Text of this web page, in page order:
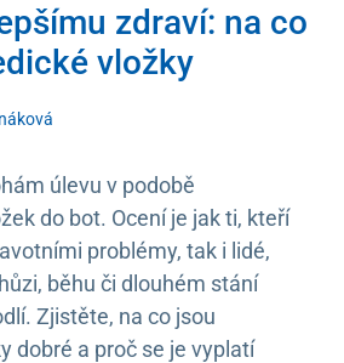
zdraví: na co
vložky
úlevu v podobě
do bot. Ocení je jak ti, kteří
problémy, tak i lidé,
běhu či dlouhém stání
Zjistěte, na co jsou
dobré a proč se je vyplatí